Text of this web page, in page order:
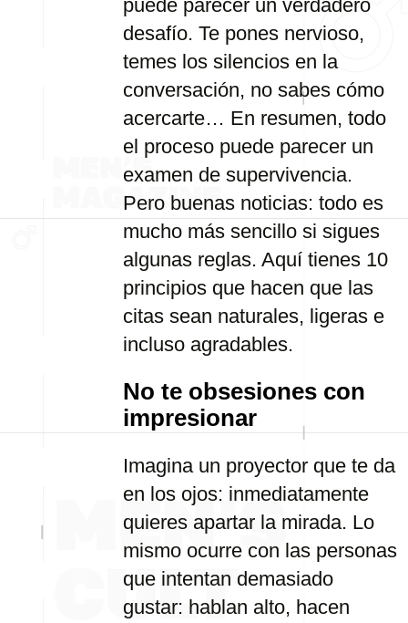
puede parecer un verdadero
desafío. Te pones nervioso,
temes los silencios en la
conversación, no sabes cómo
acercarte… En resumen, todo
el proceso puede parecer un
examen de supervivencia.
Pero buenas noticias: todo es
mucho más sencillo si sigues
algunas reglas. Aquí tienes 10
principios que hacen que las
citas sean naturales, ligeras e
incluso agradables.
No te obsesiones con
impresionar
Imagina un proyector que te da
en los ojos: inmediatamente
quieres apartar la mirada. Lo
mismo ocurre con las personas
que intentan demasiado
gustar: hablan alto, hacen